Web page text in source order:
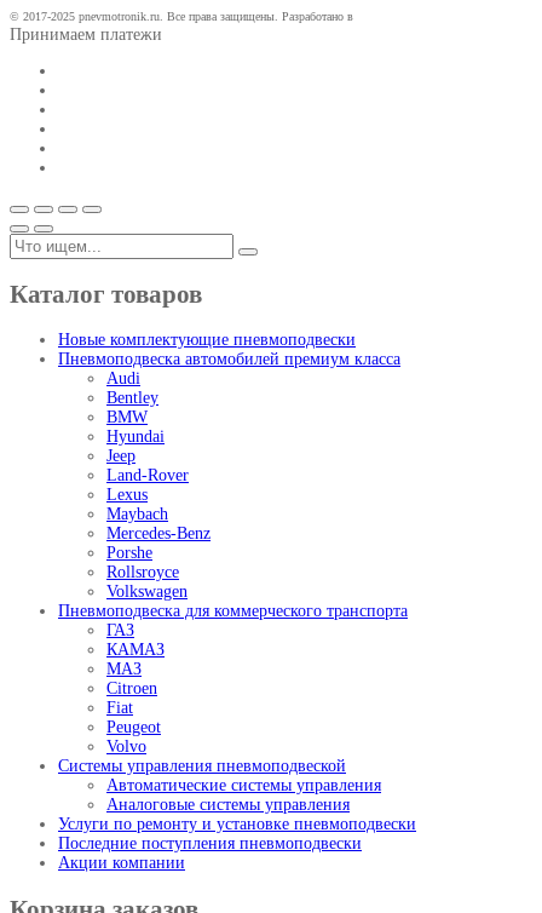
© 2017-2025 pnevmotronik.ru. Все права защищены. Разработано в
Принимаем платежи
Каталог товаров
Новые комплектующие пневмоподвески
Пневмоподвеска автомобилей премиум класса
Audi
Bentley
BMW
Hyundai
Jeep
Land-Rover
Lexus
Maybach
Mercedes-Benz
Porshe
Rollsroyce
Volkswagen
Пневмоподвеска для коммерческого транспорта
ГАЗ
КАМАЗ
МАЗ
Citroen
Fiat
Peugeot
Volvo
Системы управления пневмоподвеской
Автоматические системы управления
Аналоговые системы управления
Услуги по ремонту и установке пневмоподвески
Последние поступления пневмоподвески
Акции компании